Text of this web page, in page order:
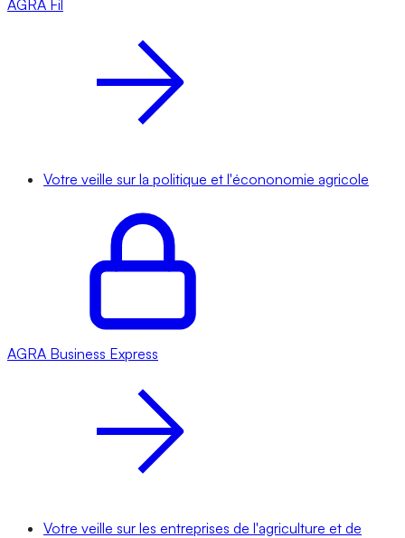
AGRA Fil
Votre veille sur la politique et l'écononomie agricole
AGRA Business Express
Votre veille sur les entreprises de l'agriculture et de